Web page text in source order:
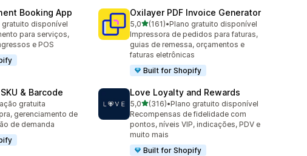
Booking App
todo
gratuito disponível
para serviços,
e POS
Oxilayer PDF Invoice Generator
5,0de 5 estrelas
(161)
161 avaliações ao todo
•Plano gratuito disponível
Impressora de pedidos para faturas,
guias de remessa, orçamentos e
faturas eletrônicas
Built for Shopify
& Barcode
todogratuita
gerenciamento de
de demanda
Love Loyalty and Rewards
5,0de 5 estrelas
(316)
316 avaliações ao todo
•Plano gratuito disponível
Recompensas de fidelidade com
pontos, níveis VIP, indicações, PDV e
muito mais
Built for Shopify